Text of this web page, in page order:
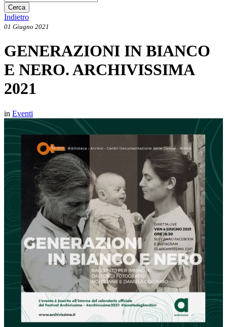
Cerca
Indietro
01 Giugno 2021
GENERAZIONI IN BIANCO
E NERO. ARCHIVISSIMA
2021
in Eventi